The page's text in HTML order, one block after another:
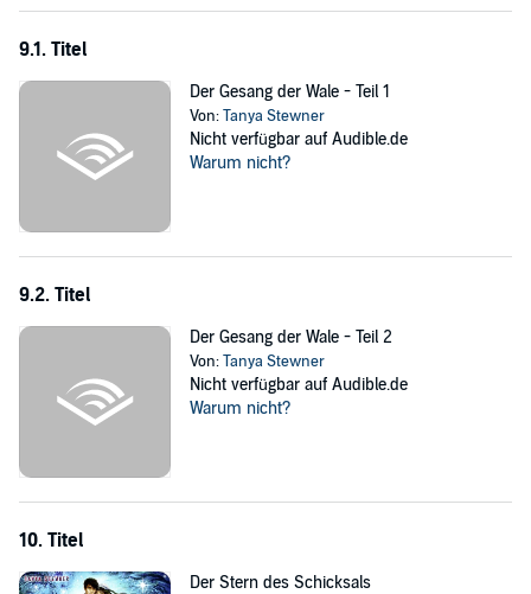
9.1. Titel
Der Gesang der Wale - Teil 1
Von:Tanya Stewner
Nicht verfügbar auf Audible.de
Warum nicht?
9.2. Titel
Der Gesang der Wale - Teil 2
Von:Tanya Stewner
Nicht verfügbar auf Audible.de
Warum nicht?
10. Titel
Der Stern des Schicksals